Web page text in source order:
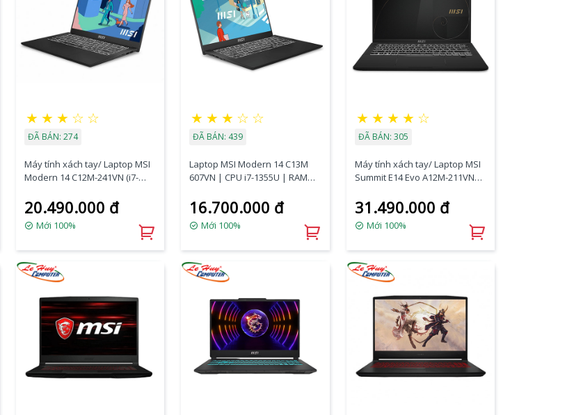
★ ★ ★ ☆ ☆
ĐÃ BÁN: 274
Máy tính xách tay/ Laptop MSI
Modern 14 C12M-241VN (i7-
8GB/SSD 512GB/14 Inch IPS
FHD)
20.490.000 đ
Mới 100%
★ ★ ★ ☆ ☆
ĐÃ BÁN: 439
Laptop MSI Modern 14 C13M
607VN | CPU i7-1355U | RAM
PCIe | VGA Onboard | 14.1 FHD
IPS | Win11
16.700.000 đ
Mới 100%
★ ★ ★ ★ ☆
ĐÃ BÁN: 305
Máy tính xách tay/ Laptop MSI
Summit E14 Evo A12M-211VN
16GB DDR5/SSD 512GB/14 Inch
IPS FHD)
31.490.000 đ
Mới 100%